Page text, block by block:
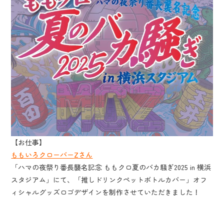
【お仕事】
ももいろクローバーZさん
「ハマの夜祭り番長襲名記念 ももクロ夏のバカ騒ぎ2025 in 横浜
スタジアム」にて、「推しドリンクペットボトルカバー」オフ
ィシャルグッズロゴデザインを制作させていただきました！